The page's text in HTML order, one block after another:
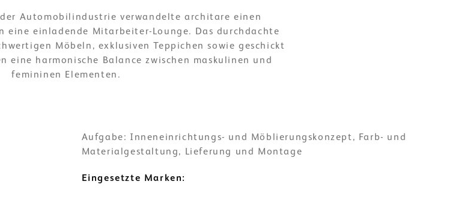
Automobilindustrie verwandelte architare einen
eine einladende Mitarbeiter-Lounge. Das durchdachte
Möbeln, exklusiven Teppichen sowie geschickt
eine harmonische Balance zwischen maskulinen und
femininen Elementen.
Aufgabe: Inneneinrichtungs- und Möblierungskonzept, Farb- und
Materialgestaltung, Lieferung und Montage
Eingesetzte Marken: